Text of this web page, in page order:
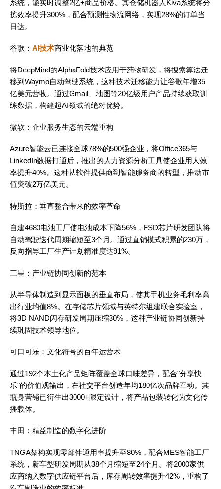
系统，能实时调整2亿+商品价格。其仓储机器人Kiva系统将分
拣效率提升300%，配合预测性物流网络，实现28%的订单当
日达。
谷歌： AI技术商业化落地的典范
将DeepMind的AlphaFold技术应用于药物研发，将搜索算法迁
移到Waymo自动驾驶系统，这种技术迁移能力让谷歌年增35
亿美元营收。通过Gmail、地图等20亿级用户产品持续获取训
练数据，构建起AI领域的绝对优势。
微软：企业服务生态的云端重构
Azure智能云已连接全球78%的500强企业，将Office365与
LinkedIn数据打通后，推出的人力资源分析工具使企业用人效
率提升40%。这种从软件提供商到智能服务商的转型，推动市
值突破2万亿美元。
特斯拉：垂直整合带来的效率革命
自建4680电池工厂使电池成本下降56%，FSD芯片研发团队将
自动驾驶迭代周期缩短至3个月。通过直销模式积累的230万，
反向指导工厂生产计划精准度达91%。
三星：产业链协同创新的范本
从半导体制造到显示面板的垂直布局，使其手机业务毛利率高
出行业均值8%。在存储芯片领域与英特尔组建联合实验室，
将3D NAND闪存研发周期压缩30%，这种产业链协同创新持
续巩固技术领导地位。
可口可乐：文化符号的百年运营术
通过192个本土化产品矩阵覆盖全球口味差异，配合"分享快
乐"的价值观输出，在社交平台创造年均180亿次品牌互动。其
瓶身营销已衍生出3000+限定设计，将产品包装转化为文化传
播载体。
丰田：精益制造的数字化进阶
TNGA架构实现零部件通用率提升至80%，配合MES智能工厂
系统，新车型研发周期从38个月缩短至24个月。将2000家供
应商纳入数字供应链平台后，库存周转效率提升42%，重构了